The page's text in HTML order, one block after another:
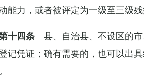
能力，或者被评定为一级至三级
十四条 县、自治县、不设区的
记凭证；确有需要的，也可以出